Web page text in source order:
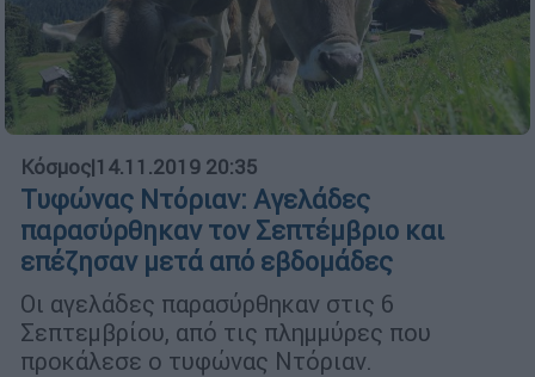
Κόσμος|14.11.2019 20:35
Τυφώνας Ντόριαν: Αγελάδες
παρασύρθηκαν τον Σεπτέμβριο και
επέζησαν μετά από εβδομάδες
Οι αγελάδες παρασύρθηκαν στις 6
Σεπτεμβρίου, από τις πλημμύρες που
προκάλεσε ο τυφώνας Ντόριαν.